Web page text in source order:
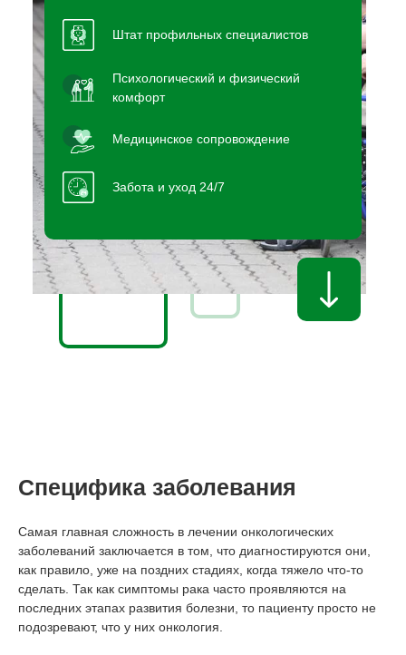
Штат профильных специалистов
Психологический и физический
комфорт
Медицинское сопровождение
Забота и уход 24/7
Специфика заболевания
Самая главная сложность в лечении онкологических
заболеваний заключается в том, что диагностируются они,
как правило, уже на поздних стадиях, когда тяжело что-то
сделать. Так как симптомы рака часто проявляются на
последних этапах развития болезни, то пациенту просто не
подозревают, что у них онкология.